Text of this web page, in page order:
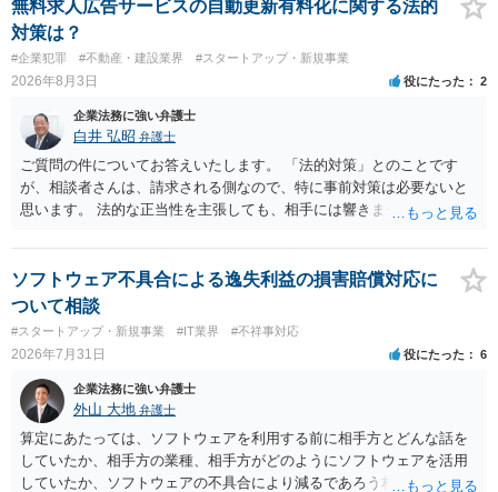
てくれない場合は、他の弁護士の担当案件が一般で担当を変えられな
いなどの事情があるかと思います。 担当弁護士が変わらず、仕事内容
も改善されない場合には、決済権限を持つ上司に相談し、顧問契約自
体を見直すのが一番かと思います。
無料求人広告サービスの自動更新有料化に関する法的
対策は？
#企業犯罪 #不動産・建設業界 #スタートアップ・新規事業
2026年8月3日 役にたった 2
企業法務に強い弁護士
白井 弘昭 弁護士
ご質問の件についてお答えいたします。 「法的対策」とのことです
が、相談者さんは、請求される側なので、特に事前対策は必要ないと
思います。 法的な正当性を主張しても、相手には響きません。そもそ
的手段として裁判（おそらく少額訴訟）をするかどうかの問題ですの
で、訴訟を提起してきたら粛々と対応することになります。 少額訴訟
は、１人（１社）年間１０回までしかできないので、こちらが毅然と
支払いを拒否すれば、少額訴訟を提起する可能性は、低いものと思わ
れます。 ただ、裁判を東京などの遠隔地で起こされますと、対応する
だけで費用がかかりますので、難しいところです。 当事者での対応で
すと、押し負けて支払うかもと考えますので、弁護士に依頼するなど
して対応をすれば、より裁判をしてくる可能性は減りますが、当然費
用がかかります。 毅然と拒否して後は裁判するならしてくださいの対
応、弁護士に依頼して同様の対応、裁判してきたら、従業員にて粛々
と対応のどれかを選択することになります。 以上、ご参考まで。
ソフトウェア不具合による逸失利益の損害賠償対応に
ついて相談
#スタートアップ・新規事業 #IT業界 #不祥事対応
2026年7月31日 役にたった 6
企業法務に強い弁護士
外山 大地 弁護士
算定にあたっては、ソフトウェアを利用する前に相手方とどんな話を
していたか、相手方の業種、相手方がどのようにソフトウェアを活用
していたか、ソフトウェアの不具合により減るであろう相手方の将来